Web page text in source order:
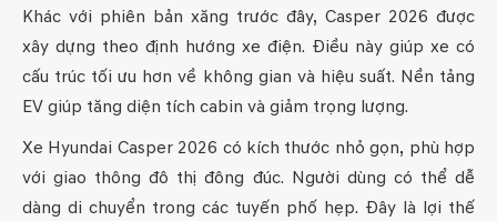
Khác với phiên bản xăng trước đây, Casper 2026 được
xây dựng theo định hướng xe điện. Điều này giúp xe có
cấu trúc tối ưu hơn về không gian và hiệu suất. Nền tảng
EV giúp tăng diện tích cabin và giảm trọng lượng.
Xe Hyundai Casper 2026 có kích thước nhỏ gọn, phù hợp
với giao thông đô thị đông đúc. Người dùng có thể dễ
dàng di chuyển trong các tuyến phố hẹp. Đây là lợi thế